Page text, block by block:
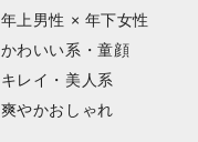
年上男性 × 年下女性
かわいい系・童顔
キレイ・美人系
爽やかおしゃれ